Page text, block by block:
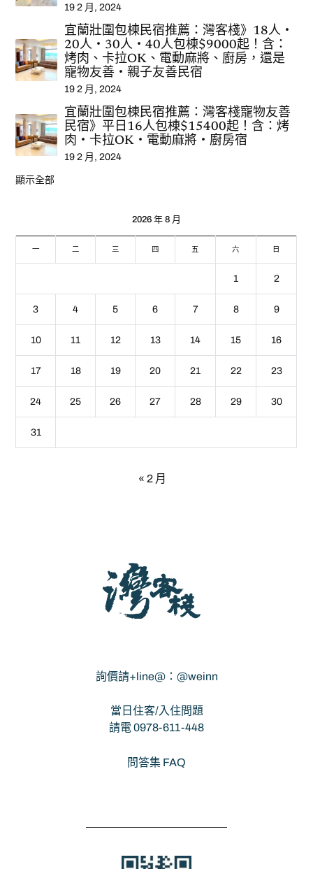
19 2 月, 2024
宜蘭壯圍包棟民宿推薦：灣客棧》18人‧
20人‧30人‧40人包棟$9000起！含：
烤肉、卡拉OK、電動麻將、廚房，還是
寵物友善‧親子友善民宿
19 2 月, 2024
宜蘭壯圍包棟民宿推薦：灣客棧寵物友善
民宿》平日16人包棟$15400起！含：烤
肉‧卡拉OK‧電動麻將‧廚房宿
19 2 月, 2024
顯示全部
2026 年 8 月
一 二 三 四 五 六 日
1 2
3 4 5 6 7 8 9
10 11 12 13 14 15 16
17 18 19 20 21 22 23
24 25 26 27 28 29 30
31
« 2 月
詢價請+line@：@weinn
當日住客/入住問題
請電 0978-611-448
問答集 FAQ